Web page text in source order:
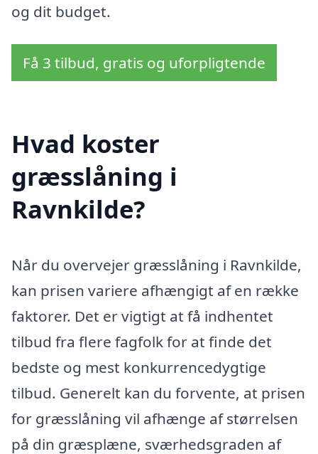
og dit budget.
Få 3 tilbud, gratis og uforpligtende
Hvad koster
græsslåning i
Ravnkilde?
Når du overvejer græsslåning i Ravnkilde,
kan prisen variere afhængigt af en række
faktorer. Det er vigtigt at få indhentet
tilbud fra flere fagfolk for at finde det
bedste og mest konkurrencedygtige
tilbud. Generelt kan du forvente, at prisen
for græsslåning vil afhænge af størrelsen
på din græsplæne, sværhedsgraden af